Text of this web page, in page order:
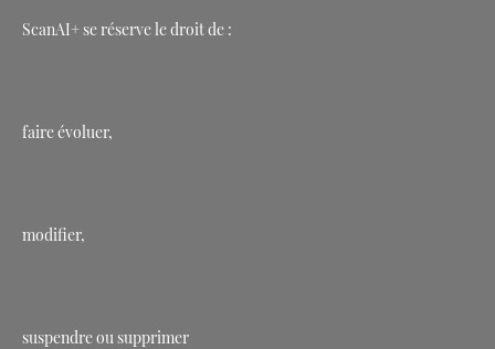
ScanAI+ se réserve le droit de :
faire évoluer,
modifier,
suspendre ou supprimer